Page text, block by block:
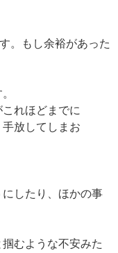
。もし余裕があった
れほどまでに
放してしまお
したり、ほかの事
むような不安みた